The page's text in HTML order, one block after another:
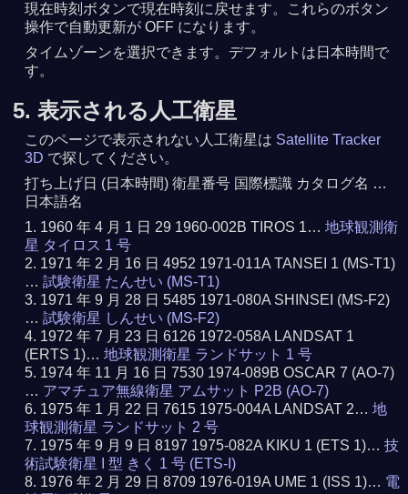
現在時刻ボタンで現在時刻に戻せます。これらのボタン
操作で自動更新が OFF になります。
タイムゾーンを選択できます。デフォルトは日本時間で
す。
5. 表示される人工衛星
このページで表示されない人工衛星は Satellite Tracker
3D で探してください。
打ち上げ日 (日本時間) 衛星番号 国際標識 カタログ名 …
日本語名
1960 年 4 月 1 日 29 1960-002B TIROS 1…地球観測衛
星 タイロス 1 号
1971 年 2 月 16 日 4952 1971-011A TANSEI 1 (MS-T1)
…試験衛星 たんせい (MS-T1)
1971 年 9 月 28 日 5485 1971-080A SHINSEI (MS-F2)
…試験衛星 しんせい (MS-F2)
1972 年 7 月 23 日 6126 1972-058A LANDSAT 1
(ERTS 1)…地球観測衛星 ランドサット 1 号
1974 年 11 月 16 日 7530 1974-089B OSCAR 7 (AO-7)
… アマチュア無線衛星 アムサット P2B (AO-7)
1975 年 1 月 22 日 7615 1975-004A LANDSAT 2…地
球観測衛星 ランドサット 2 号
1975 年 9 月 9 日 8197 1975-082A KIKU 1 (ETS 1)…技
術試験衛星 I 型 きく 1 号 (ETS-I)
1976 年 2 月 29 日 8709 1976-019A UME 1 (ISS 1)… 電